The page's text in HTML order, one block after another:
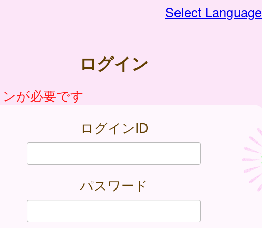
Select Language
ログイン
が必要です
ログインID
パスワード